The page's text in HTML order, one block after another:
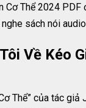
Cơ Thể 2024 PDF
sách nói
Về Kéo
Thể” của tác giả